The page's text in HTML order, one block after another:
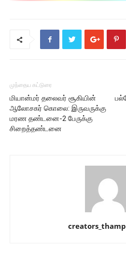
முந்தைய கட்டுரை
மியான்மர் தலைவர் சூகியின்
ஆலோசகர் கொலை: இருவருக்கு
மரண தண்டனை-2 பேருக்கு
சிறைத்தண்டனை